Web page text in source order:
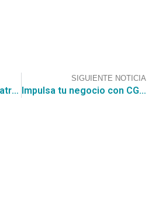
CGCE celebra Fiestas Patrias con un almuerzo de equipo
SIGUIENTE NOTICIA
Impulsa tu negocio con CGCE: participa en la licitación de $6.796.742.312 para la CENABAST